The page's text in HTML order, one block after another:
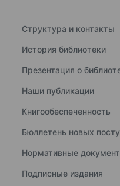
Структура и контакты
История библиотеки
Презентация о
Наши публикации
Книгообеспеченность
Бюллетень новых
Нормативные
Подписные издания